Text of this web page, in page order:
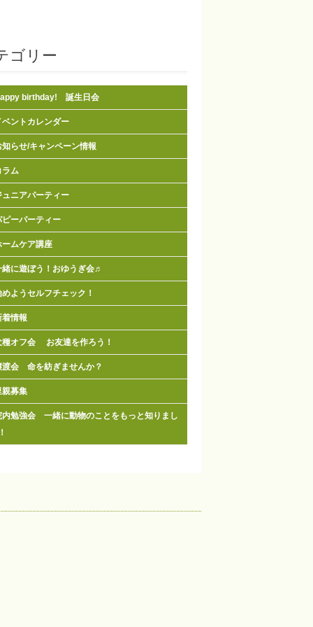
ゴリー
birthday! 誕生日会
ベントカレンダー
知らせ/キャンペーン情報
ラム
ュニアパーティー
ピーパーティー
ームケア講座
緒に遊ぼう！おゆうぎ会♬
めようセルフチェック！
着情報
種オフ会 お友達を作ろう！
渡会 命を紡ぎませんか？
親募集
内勉強会 一緒に動物のことをもっと知りまし